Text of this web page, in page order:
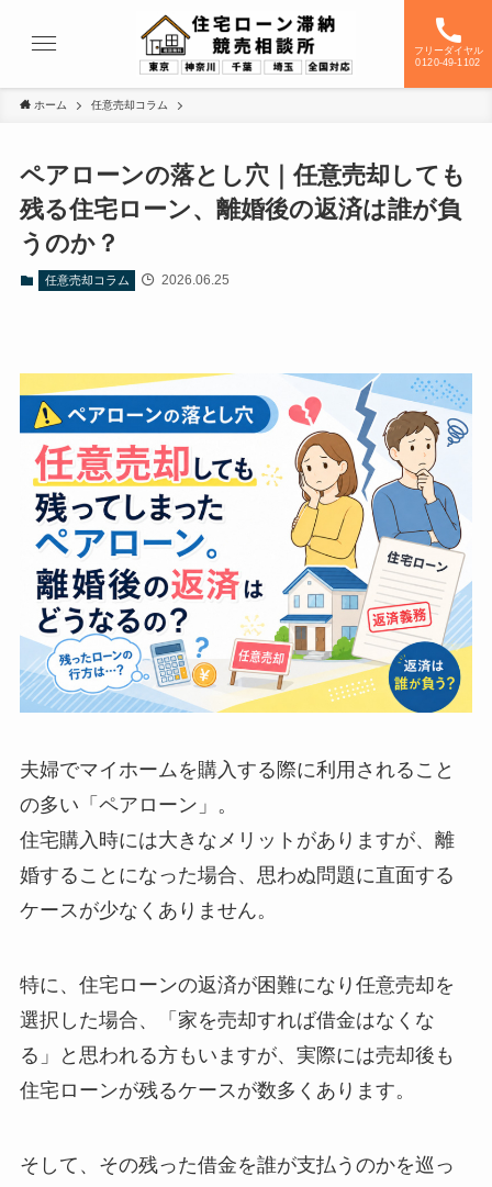
フリーダイヤル
0120-49-1102
ホーム 任意売却コラム
ペアローンの落とし穴｜任意売却しても
残る住宅ローン、離婚後の返済は誰が負
うのか？
任意売却コラム 2026.06.25
夫婦でマイホームを購入する際に利用されること
の多い「ペアローン」。
住宅購入時には大きなメリットがありますが、離
婚することになった場合、思わぬ問題に直面する
ケースが少なくありません。
特に、住宅ローンの返済が困難になり任意売却を
選択した場合、「家を売却すれば借金はなくな
る」と思われる方もいますが、実際には売却後も
住宅ローンが残るケースが数多くあります。
そして、その残った借金を誰が支払うのかを巡っ